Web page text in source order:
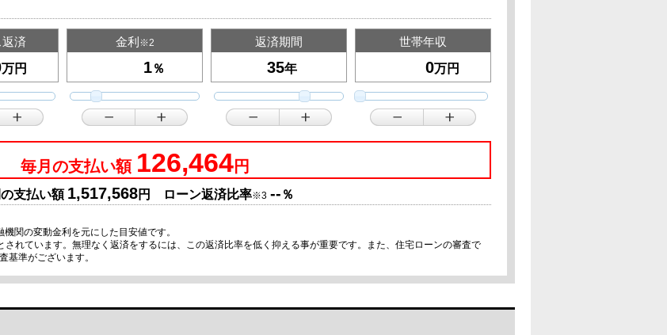
済
万円
金利 ※2
％
返済期間
年
世帯年収
万円
毎月の支払い額 126,464円
支払い額 1,517,568円 ローン返済比率※3 -- ％
関の変動金利を元にした目安値です。
れています。無理なく返済をするには、この返済比率を低く抑える事が重要です。また、住宅ローンの審査で
基準がございます。